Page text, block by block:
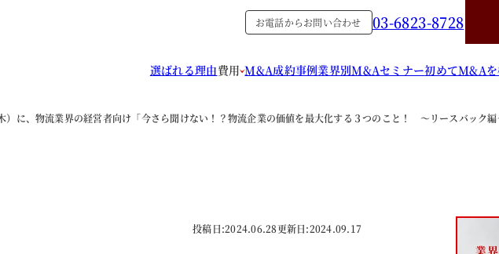
お電話からお問い合わせ 03-6823-8728
選ばれる理由費用 M&A成約事例業界別M&Aセミナー初めてM&A
）に、物流業界の経営者向け「今さら聞けない！？物流企業の価値を最大化する３つのこと！ ～リースバック編
投稿日:2024.06.28更新日:2024.09.17